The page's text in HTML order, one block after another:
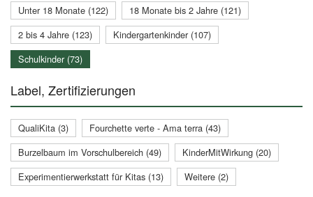
Unter 18 Monate (122)
18 Monate bis 2 Jahre (121)
2 bis 4 Jahre (123)
Kindergartenkinder (107)
Schulkinder (73)
Label, Zertifizierungen
QualiKita (3)
Fourchette verte - Ama terra (43)
Burzelbaum im Vorschulbereich (49)
KinderMitWirkung (20)
Experimentierwerkstatt für Kitas (13)
Weitere (2)